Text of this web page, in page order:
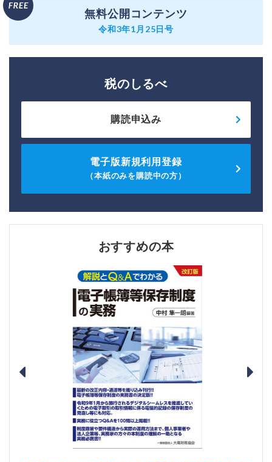
無料公開コンテンツ
令和3年1月25日号
税のしるべ
購読申込み
電子版新規利用登録
（本紙のみを購読中の方）
おすすめの本